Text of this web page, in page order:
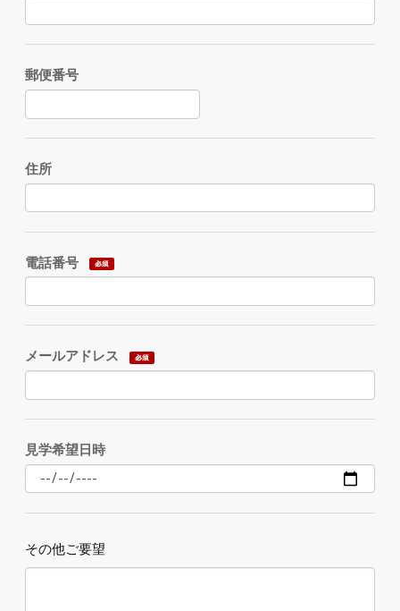
郵便番号
住所
電話番号
メールアドレス
見学希望日時
その他ご要望